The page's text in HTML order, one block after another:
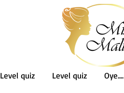
Level quiz Level quiz Oye....